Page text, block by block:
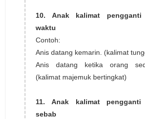
10. Anak kalimat pengganti
waktu
Contoh:
Anis datang kemarin. (kalimat
Anis datang ketika orang
(kalimat majemuk bertingkat)
11. Anak kalimat pengganti
sebab